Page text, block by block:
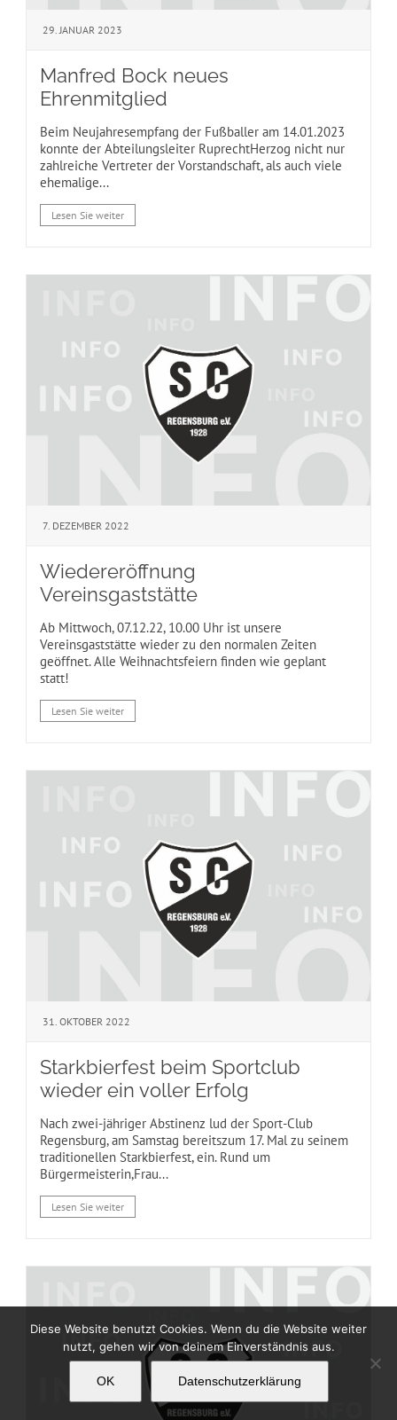
29. JANUAR 2023
Manfred Bock neues
Ehrenmitglied
Beim Neujahresempfang der Fußballer am 14.01.2023
konnte der Abteilungsleiter RuprechtHerzog nicht nur
zahlreiche Vertreter der Vorstandschaft, als auch viele
ehemalige...
Lesen Sie weiter
7. DEZEMBER 2022
Wiedereröffnung
Vereinsgaststätte
Ab Mittwoch, 07.12.22, 10.00 Uhr ist unsere
Vereinsgaststätte wieder zu den normalen Zeiten
geöffnet. Alle Weihnachtsfeiern finden wie geplant
statt!
Lesen Sie weiter
31. OKTOBER 2022
Starkbierfest beim Sportclub
wieder ein voller Erfolg
Nach zwei-jähriger Abstinenz lud der Sport-Club
Regensburg, am Samstag bereitszum 17. Mal zu seinem
traditionellen Starkbierfest, ein. Rund um
Bürgermeisterin,Frau...
Lesen Sie weiter
Diese Website benutzt Cookies. Wenn du die Website weiter
nutzt, gehen wir von deinem Einverständnis aus.
OK Datenschutzerklärung